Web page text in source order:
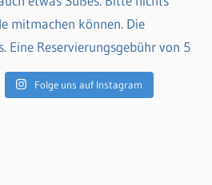
Folge uns auf Instagram